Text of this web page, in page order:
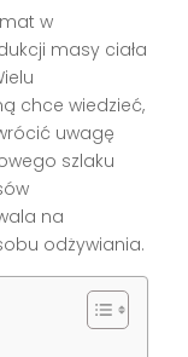
w
masy ciała
chce wiedzieć,
uwagę
szlaku
na
odżywiania.